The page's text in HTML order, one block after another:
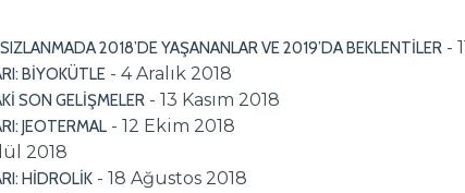
2018’DE YAŞANANLAR VE 2019’DA BEKLENTİLER -
BİYOKÜTLE - 4 Aralık 2018
SON GELİŞMELER - 13 Kasım 2018
JEOTERMAL - 12 Ekim 2018
2018
HİDROLİK - 18 Ağustos 2018